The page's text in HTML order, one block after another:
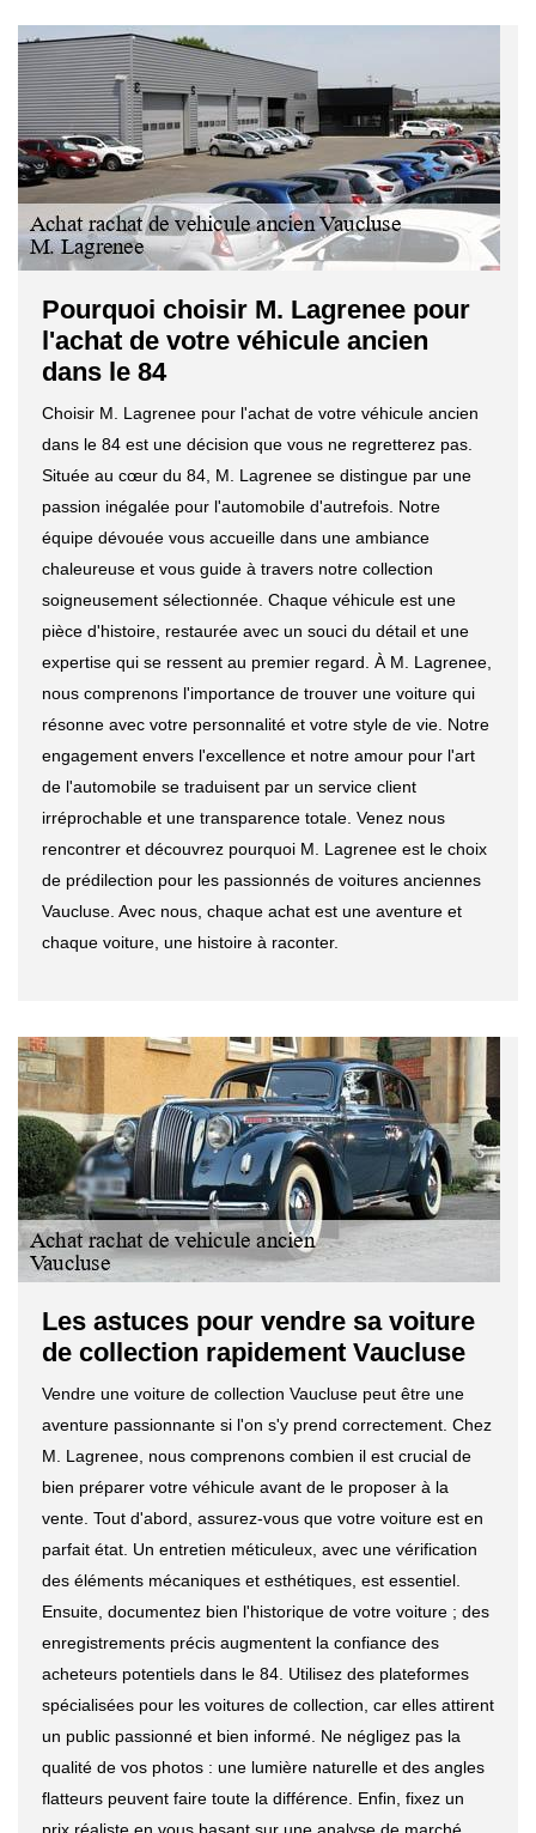
Pourquoi choisir M. Lagrenee pour
l'achat de votre véhicule ancien
dans le 84
Choisir M. Lagrenee pour l'achat de votre véhicule ancien
dans le 84 est une décision que vous ne regretterez pas.
Située au cœur du 84, M. Lagrenee se distingue par une
passion inégalée pour l'automobile d'autrefois. Notre
équipe dévouée vous accueille dans une ambiance
chaleureuse et vous guide à travers notre collection
soigneusement sélectionnée. Chaque véhicule est une
pièce d'histoire, restaurée avec un souci du détail et une
expertise qui se ressent au premier regard. À M. Lagrenee,
nous comprenons l'importance de trouver une voiture qui
résonne avec votre personnalité et votre style de vie. Notre
engagement envers l'excellence et notre amour pour l'art
de l'automobile se traduisent par un service client
irréprochable et une transparence totale. Venez nous
rencontrer et découvrez pourquoi M. Lagrenee est le choix
de prédilection pour les passionnés de voitures anciennes
Vaucluse. Avec nous, chaque achat est une aventure et
chaque voiture, une histoire à raconter.
Les astuces pour vendre sa voiture
de collection rapidement Vaucluse
Vendre une voiture de collection Vaucluse peut être une
aventure passionnante si l'on s'y prend correctement. Chez
M. Lagrenee, nous comprenons combien il est crucial de
bien préparer votre véhicule avant de le proposer à la
vente. Tout d'abord, assurez-vous que votre voiture est en
parfait état. Un entretien méticuleux, avec une vérification
des éléments mécaniques et esthétiques, est essentiel.
Ensuite, documentez bien l'historique de votre voiture ; des
enregistrements précis augmentent la confiance des
acheteurs potentiels dans le 84. Utilisez des plateformes
spécialisées pour les voitures de collection, car elles attirent
un public passionné et bien informé. Ne négligez pas la
qualité de vos photos : une lumière naturelle et des angles
flatteurs peuvent faire toute la différence. Enfin, fixez un
prix réaliste en vous basant sur une analyse de marché